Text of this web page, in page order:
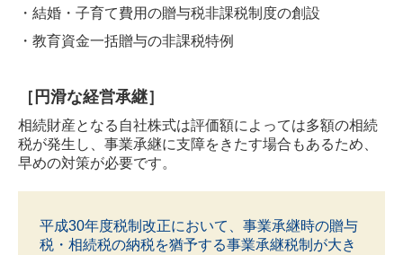
・結婚・子育て費用の贈与税非課税制度の創設
・教育資金一括贈与の非課税特例
［円滑な経営承継］
相続財産となる自社株式は評価額によっては多額の相続
税が発生し、事業承継に支障をきたす場合もあるため、
早めの対策が必要です。
平成30年度税制改正において、事業承継時の贈与
税・相続税の納税を猶予する事業承継税制 が大き